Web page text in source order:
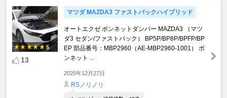
5
13
マツダ MAZDA3 ファストバックハイブリッド
オートエクゼ ボンネットダンパー MAZDA3 （マツ
ダ3 セダン/ファストバック） BP5P/BP8P/BPFP/BP
EP 部品番号：MBP2960（AE-MBP2960-1001） ボ
ンネット ...
2025年12月27日
RSノリノリ